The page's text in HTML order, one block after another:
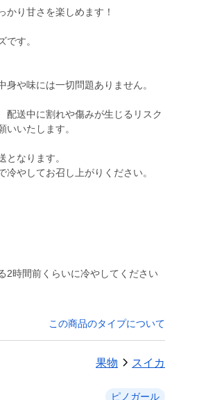
り甘さを楽しめます！
です。
や味には一切問題ありません。
送中に割れや傷みが生じるリスク
いたします。
なります。
やしてお召し上がりください。
時間前くらいに冷やしてください
この商品のタイプについて
果物 スイカ
ピノガール